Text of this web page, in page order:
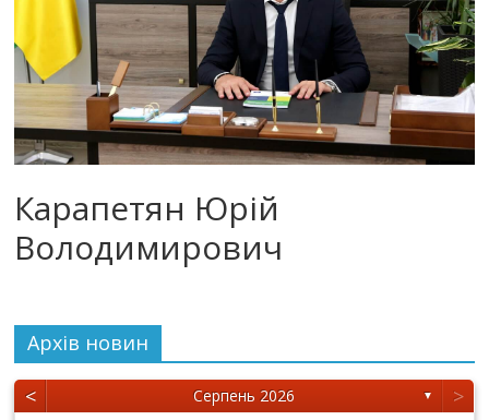
Карапетян Юрій
Володимирович
Архiв новин
< Серпень 2026 ▼ >